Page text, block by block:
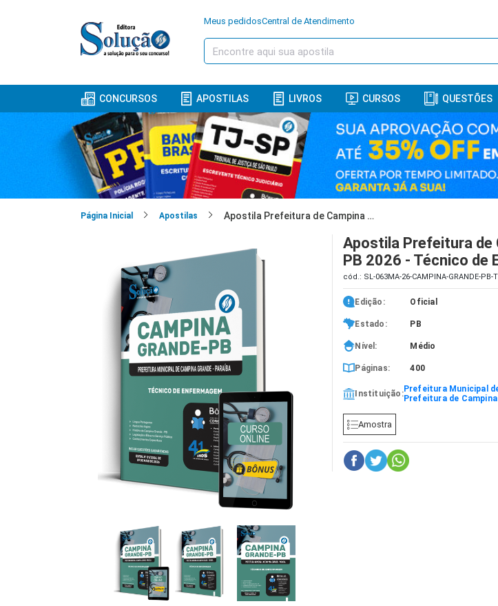
Meus pedidosCentral de Atendimento
CONCURSOS APOSTILAS LIVROS CURSOS QUESTÕES
Página Inicial Apostilas Apostila Prefeitura de Campina Grande - PB 2026 - Técnico de Enfermagem
Apostila Prefeitura de
PB 2026 - Técnico de
cód.: SL-063MA-26-CAMPINA-GRANDE-PB-
Edição: Oficial
Estado: PB
Nível: Médio
Páginas: 400
Instituição:Prefeitura Municipal
Prefeitura de Campina
Amostra